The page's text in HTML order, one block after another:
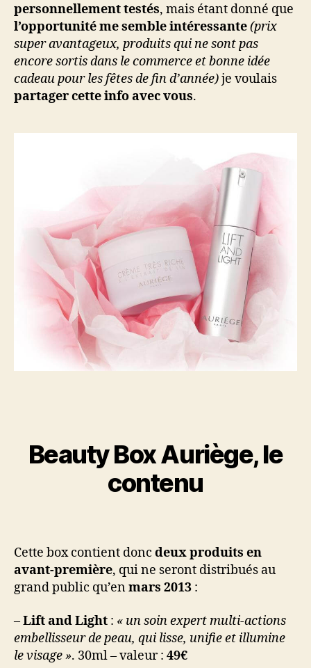
personnellement testés, mais étant donné que
l’opportunité me semble intéressante(prix
super avantageux, produits qui ne sont pas
encore sortis dans le commerce et bonne idée
cadeau pour les fêtes de fin d’année)je voulais
partager cette info avec vous.
Beauty Box Auriège, le
contenu
Cette box contient donc deux produits en
avant-première, qui ne seront distribués au
grand public qu’enmars 2013 :
–Lift and Light : « un soin expert multi-actions
embellisseur de peau, qui lisse, unifie et illumine
le visage ». 30ml – valeur : 49€